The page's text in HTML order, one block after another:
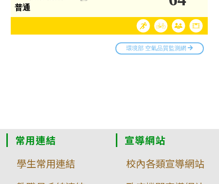
常用連結
學生常用連結
宣導網站
校內各類宣導網站